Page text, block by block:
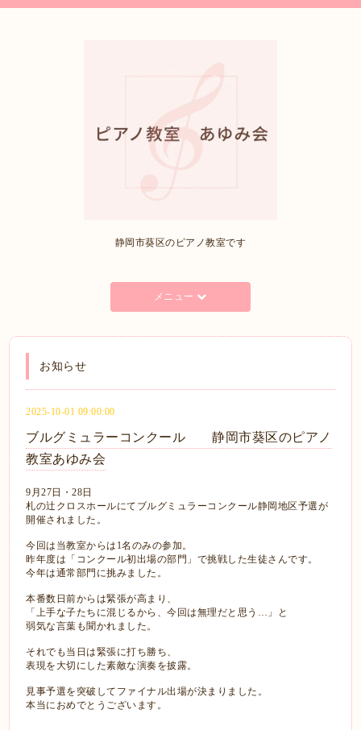
静岡市葵区のピアノ教室です
メニュー
お知らせ
2025-10-01 09:00:00
ブルグミュラーコンクール 静岡市葵区のピアノ
教室あゆみ会
9月27日・28日
札の辻クロスホールにてブルグミュラーコンクール静岡地区予選が
開催されました。
今回は当教室からは1名のみの参加。
昨年度は「コンクール初出場の部門」で挑戦した生徒さんです。
今年は通常部門に挑みました。
本番数日前からは緊張が高まり、
「上手な子たちに混じるから、今回は無理だと思う…」と
弱気な言葉も聞かれました。
それでも当日は緊張に打ち勝ち、
表現を大切にした素敵な演奏を披露。
見事予選を突破してファイナル出場が決まりました。
本当におめでとうございます。